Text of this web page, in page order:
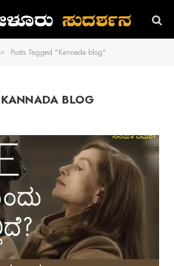
» Posts Tagged "Kannada blog"
KANNADA BLOG